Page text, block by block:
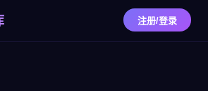
注册/登录